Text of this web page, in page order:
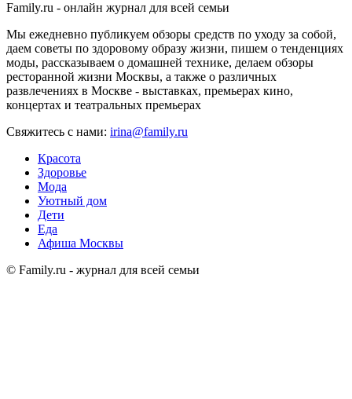
Family.ru - онлайн журнал для всей семьи
Мы ежедневно публикуем обзоры средств по уходу за собой,
даем советы по здоровому образу жизни, пишем о тенденциях
моды, рассказываем о домашней технике, делаем обзоры
ресторанной жизни Москвы, а также о различных
развлечениях в Москве - выставках, премьерах кино,
концертах и театральных премьерах
Свяжитесь с нами: irina@family.ru
Красота
Здоровье
Мода
Уютный дом
Дети
Еда
Афиша Москвы
© Family.ru - журнал для всей семьи